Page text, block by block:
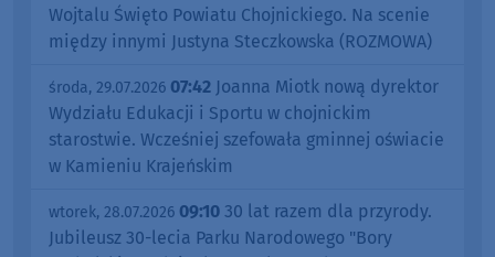
Wojtalu Święto Powiatu Chojnickiego. Na scenie
między innymi Justyna Steczkowska (ROZMOWA)
środa, 29.07.2026 07:42 Joanna Miotk nową dyrektor
Wydziału Edukacji i Sportu w chojnickim
starostwie. Wcześniej szefowała gminnej oświacie
w Kamieniu Krajeńskim
wtorek, 28.07.2026 09:10 30 lat razem dla przyrody.
Jubileusz 30-lecia Parku Narodowego "Bory